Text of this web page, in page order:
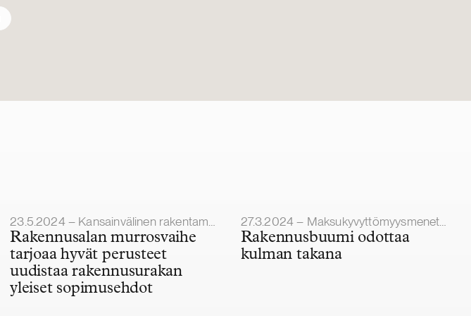
Julkaistu
23.5.2024 – Kansainvälinen rakentaminen ja projektit
Rakennusalan murrosvaihe
tarjoaa hyvät perusteet
uudistaa rakennusurakan
yleiset sopimusehdot
Julkaistu
27.3.2024 – Maksukyvyttömyysmenettelyt
Rakennusbuumi odottaa
kulman takana